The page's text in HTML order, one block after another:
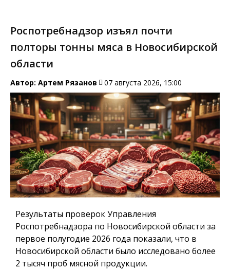
Роспотребнадзор изъял почти
полторы тонны мяса в Новосибирской
области
Автор: Артем Рязанов 07 августа 2026, 15:00
Результаты проверок Управления
Роспотребнадзора по Новосибирской области за
первое полугодие 2026 года показали, что в
Новосибирской области было исследовано более
2 тысяч проб мясной продукции.